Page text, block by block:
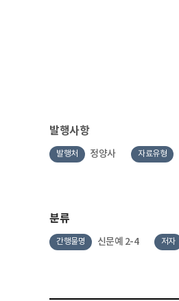
발행사항
발행처 정양사 자료유형
분류
간행물명 신문예 2-4 저자